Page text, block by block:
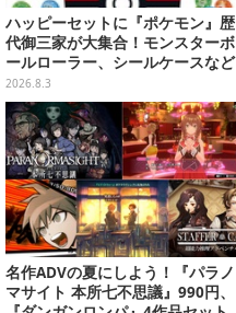
ハッピーセットに『ポケモン』歴
代御三家が大集合！モンスターボ
ールローラー、シールケースなど
全12種が8月7日より順次提供
2026.8.3
名作ADVの夏にしよう！『パラノ
マサイト 本所七不思議』990円、